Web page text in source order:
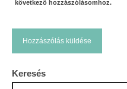
következő hozzászólásomhoz.
Keresés